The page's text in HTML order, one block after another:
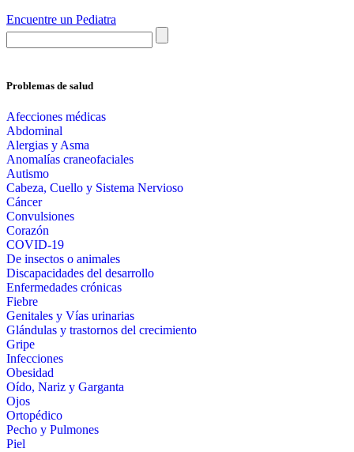
Encuentre un Pediatra
Problemas de salud
Afecciones médicas
Abdominal
Alergias y Asma
Anomalías craneofaciales
Autismo
Cabeza, Cuello y Sistema Nervioso
Cáncer
Convulsiones
Corazón
COVID-19
De insectos o animales
Discapacidades del desarrollo
Enfermedades crónicas
Fiebre
Genitales y Vías urinarias
Glándulas y trastornos del crecimiento
Gripe
Infecciones
Obesidad
Oído, Nariz y Garganta
Ojos
Ortopédico
Pecho y Pulmones
Piel